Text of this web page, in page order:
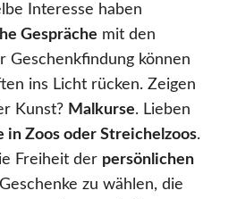
Interesse haben
Gespräche mit den
Geschenkfindung können
ins Licht rücken. Zeigen
Kunst? Malkurse. Lieben
in Zoos oder Streichelzoos.
Freiheit der persönlichen
zu wählen, die